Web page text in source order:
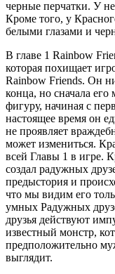
черные перчатки. У
Кроме того, у
белыми глазами и
В главе 1 Rainbow
которая похищает
Rainbow Friends. Он
конца, но сначала
фигуру, начиная с
настоящее время он
не проявляет
может измениться.
всей Главы 1 в игре.
создал радужных
предыстория и
что мы видим его
умных Радужных
друзья действуют
известный монстр,
предположительно
выглядит.